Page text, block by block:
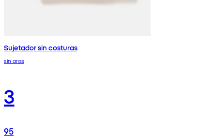
Sujetador sin costuras
sin aros
3
95